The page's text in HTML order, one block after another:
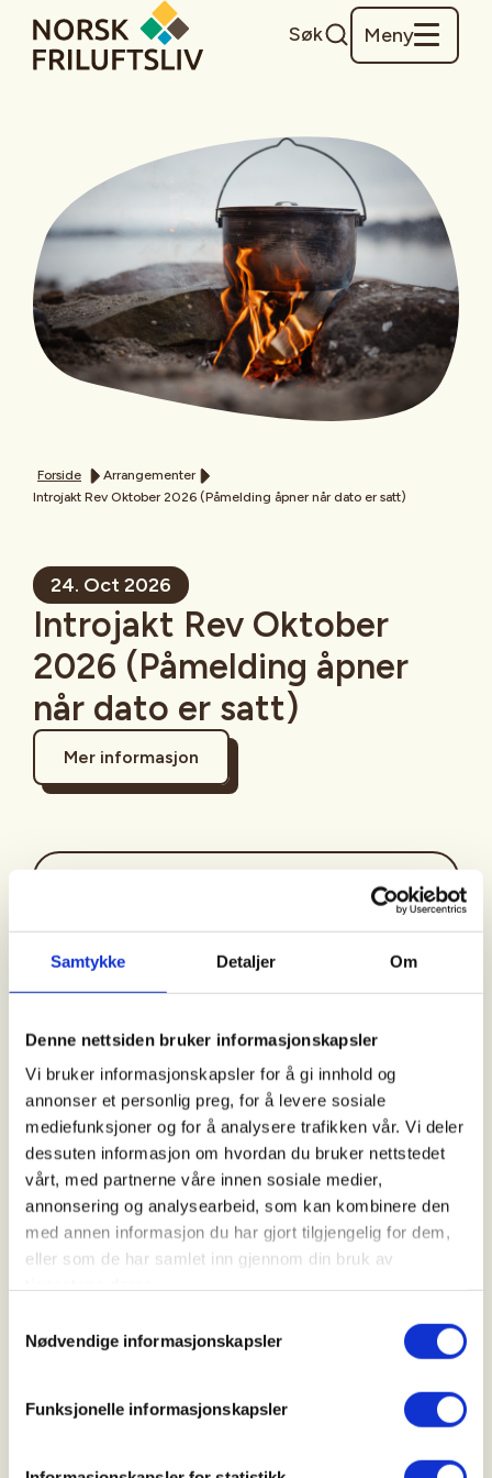
Samtykke Detaljer Om
Denne nettsiden bruker informasjonskapsler
Vi bruker informasjonskapsler for å gi innhold og
annonser et personlig preg, for å levere sosiale
mediefunksjoner og for å analysere trafikken vår. Vi deler
dessuten informasjon om hvordan du bruker nettstedet
vårt, med partnerne våre innen sosiale medier,
annonsering og analysearbeid, som kan kombinere den
med annen informasjon du har gjort tilgjengelig for dem,
eller som de har samlet inn gjennom din bruk av
Nødvendige informasjonskapsler
Funksjonelle informasjonskapsler
Søk Meny
Forside
Arrangementer
Introjakt Rev Oktober 2026 (Påmelding åpner når dato er satt)
24. Oct 2026
Introjakt Rev Oktober
2026 (Påmelding åpner
når dato er satt)
Mer informasjon
Horten
24. Oct 2026
Kl. 18.00 - 21.00
Arrangør
Borre JOF
https://47296595
erfarne revejegere på "gluggejakt" ved åte.